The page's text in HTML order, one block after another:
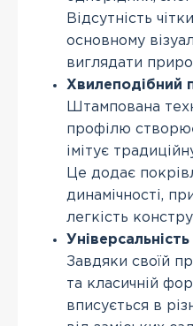
Відсутність
основному
виглядати
Хвилеподібний
Штампована
профілю
імітує
Це додає
динамічності,
легкість
Завдяки своїй
та класичній
вписується в